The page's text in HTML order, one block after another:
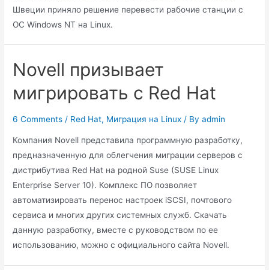
Швеции приняло решение перевести рабочие станции с
ОС Windows NT на Linux.
Novell призывает
мигрировать с Red Hat
6 Comments / Red Hat, Миграция на Linux / Byadmin
Компания Novell представила программную разработку,
предназначенную для облегчения миграции серверов с
дистрибутива Red Hat на родной Suse (SUSE Linux
Enterprise Server 10). Комплекс ПО позволяет
автоматизировать перенос настроек iSCSI, почтового
сервиса и многих других системных служб. Скачать
данную разработку, вместе с руководством по ее
использованию, можно с официального сайта Novell.